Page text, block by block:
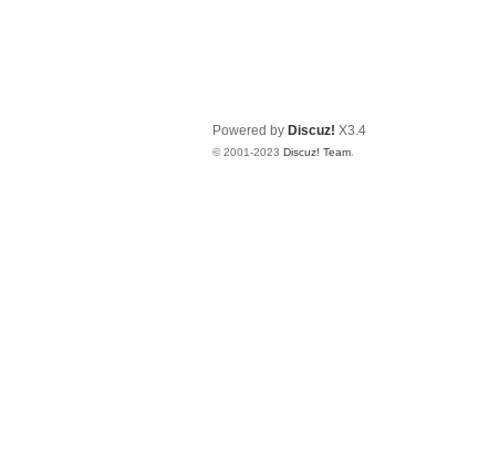
Powered by Discuz! X3.4
© 2001-2023 Discuz! Team